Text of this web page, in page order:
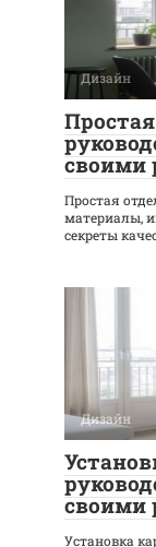
Дизайн
своими
Простая
материалы,
секреты
Дизайн
своими
Установка